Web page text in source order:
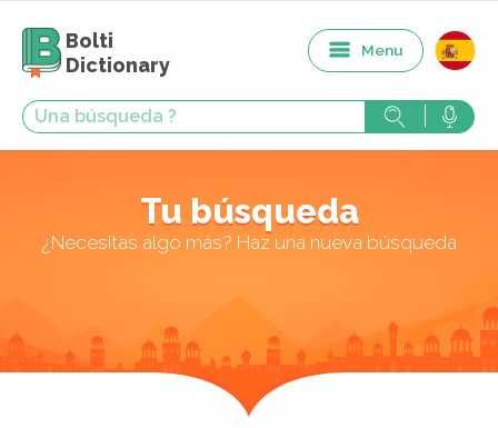
Bolti
Dictionary
Menu
Tu búsqueda
¿Necesitas algo más? Haz una nueva búsqueda